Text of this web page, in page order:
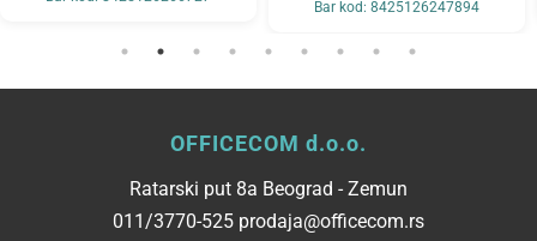
Bar kod: 8425126247894
OFFICECOM d.o.o.
Ratarski put 8a Beograd - Zemun
011/3770-525 prodaja@officecom.rs